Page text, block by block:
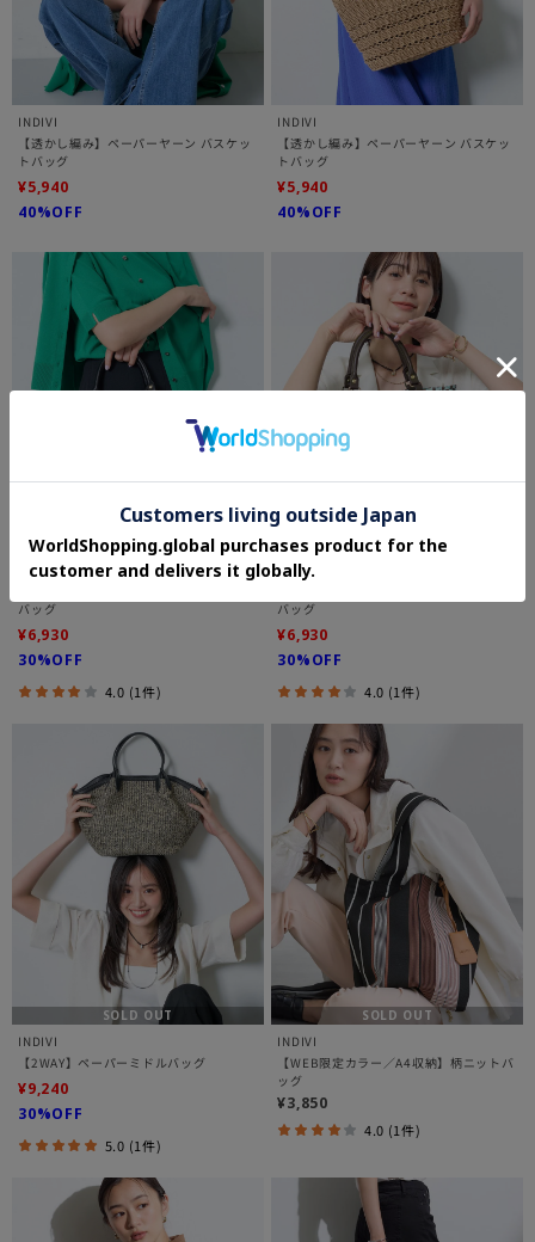
INDIVI
【透かし編み】ペーパーヤーン バスケッ
トバッグ
¥5,940
40%OFF
INDIVI
【透かし編み】ペーパーヤーン バスケッ
トバッグ
¥5,940
40%OFF
SOLD OUT
INDIVI
バッグ
¥6,930
30%OFF
4.0 (1件)
SOLD OUT
INDIVI
バッグ
¥6,930
30%OFF
4.0 (1件)
SOLD OUT
INDIVI
【2WAY】ペーパーミドルバッグ
¥9,240
30%OFF
5.0 (1件)
SOLD OUT
INDIVI
【WEB限定カラー／A4収納】柄ニットバ
ッグ
¥3,850
4.0 (1件)